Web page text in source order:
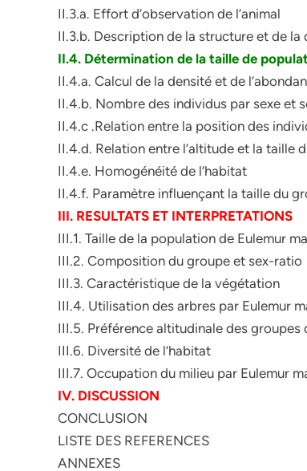
II.3.a. Effort d’observation de l’animal
II.3.b. Description de la structure et de
II.4. Détermination de la taille de
II.4.a. Calcul de la densité et de
II.4.b. Nombre des individus par sexe et
II.4.c .Relation entre la position des
II.4.d. Relation entre l’altitude et la taille
II.4.e. Homogénéité de l’habitat
II.4.f. Paramètre influençant la taille du
III. RESULTATS ET INTERPRETATIONS
III.1. Taille de la population de Eulemur
III.2. Composition du groupe et sex-ratio
III.3. Caractéristique de la végétation
III.4. Utilisation des arbres par Eulemur
III.5. Préférence altitudinale des groupes
III.6. Diversité de l’habitat
III.7. Occupation du milieu par Eulemur
IV. DISCUSSION
CONCLUSION
LISTE DES REFERENCES
ANNEXES